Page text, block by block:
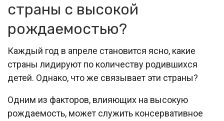
страны с высокой
рождаемостью?
Каждый год в апреле становится ясно, какие
страны лидируют по количеству родившихся
детей. Однако, что же связывает эти страны?
Одним из факторов, влияющих на высокую
рождаемость, может служить консервативное